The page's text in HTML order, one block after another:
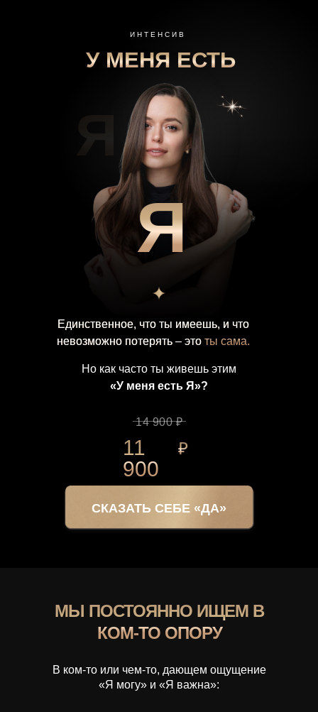
У МЕНЯ ЕСТЬ
СКАЗАТЬ СЕБЕ «ДА»
14 900 ₽
ИНТЕНСИВ
Но как часто ты живешь этим
«У меня есть Я»?
Единственное, что ты имеешь, и что
невозможно потерять – это ты сама.
Я
₽
11
900
В ком-то или чем-то, дающем ощущение
«Я могу» и «Я важна»:
МЫ ПОСТОЯННО ИЩЕМ В
КОМ-ТО ОПОРУ